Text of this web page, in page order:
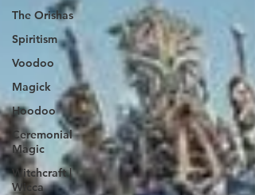
The Orishas
Spiritism
Voodoo
Magick
Hoodoo
Ceremonial
Magic
Witchcraft |
Wicca